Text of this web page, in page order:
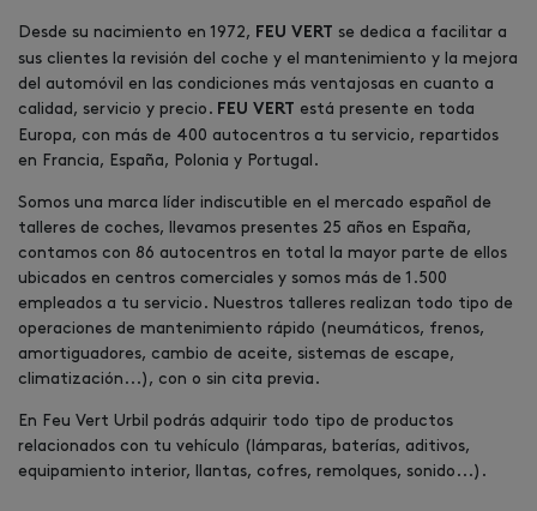
Desde su nacimiento en 1972, FEU VERT
se dedica a facilitar a
sus clientes la revisión del coche y el mantenimiento y la mejora
del automóvil en las condiciones más ventajosas en cuanto a
calidad, servicio y precio. FEU VERT
está presente en toda
Europa, con más de 400 autocentros a tu servicio, repartidos
en Francia, España, Polonia y Portugal.
Somos una marca líder indiscutible en el mercado español de
talleres de coches, llevamos presentes 25 años en España,
contamos con 86 autocentros en total la mayor parte de ellos
ubicados en centros comerciales y somos más de 1.500
empleados a tu servicio. Nuestros talleres realizan todo tipo de
operaciones de mantenimiento rápido (neumáticos, frenos,
amortiguadores, cambio de aceite, sistemas de escape,
climatización...), con o sin cita previa.
En Feu Vert Urbil podrás adquirir todo tipo de productos
relacionados con tu vehículo (lámparas, baterías, aditivos,
equipamiento interior, llantas, cofres, remolques, sonido...).